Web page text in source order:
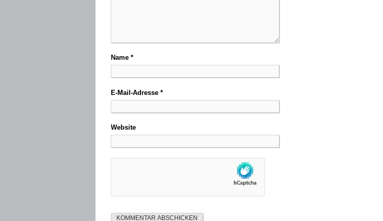
Name *
E-Mail-Adresse *
Website